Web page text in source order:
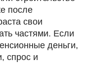
после
свои
частями. Если
деньги,
спрос и